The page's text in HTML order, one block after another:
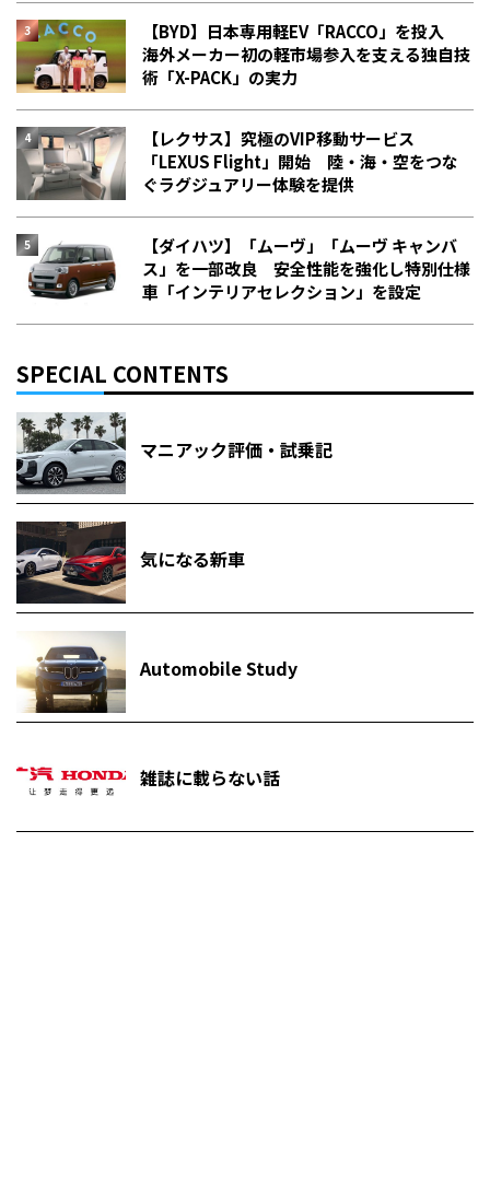
【BYD】日本専用軽EV「RACCO」を投入
海外メーカー初の軽市場参入を支える独自技
術「X-PACK」の実力
【レクサス】究極のVIP移動サービス
「LEXUS Flight」開始 陸・海・空をつな
ぐラグジュアリー体験を提供
【ダイハツ】「ムーヴ」「ムーヴ キャンバ
ス」を一部改良 安全性能を強化し特別仕様
車「インテリアセレクション」を設定
SPECIAL CONTENTS
マニアック評価・試乗記
気になる新車
Automobile Study
雑誌に載らない話